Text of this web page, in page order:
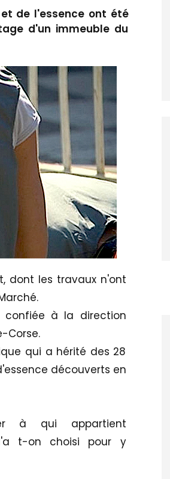
de l'essence ont été
d'un immeuble du
dont les travaux n'ont
confiée à la direction
Corse.
qui a hérité des 28
découverts en
à qui appartient
t-on choisi pour y